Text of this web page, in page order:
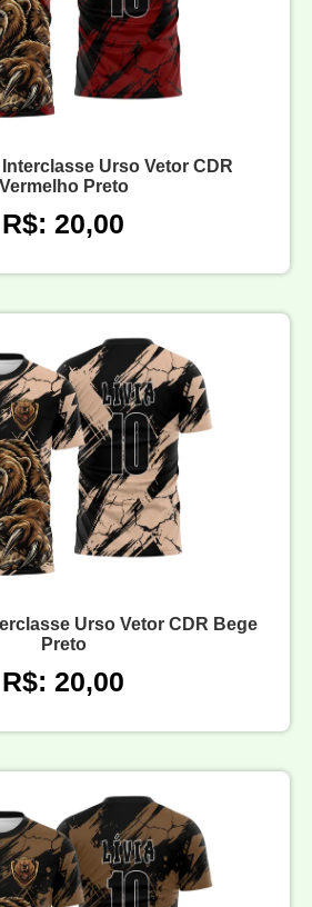
Urso Vetor CDR
Vermelho Preto
R$: 20,00
Urso Vetor CDR Bege
Preto
R$: 20,00